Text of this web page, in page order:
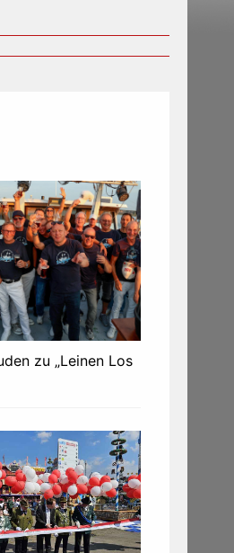
zu „Leinen Los